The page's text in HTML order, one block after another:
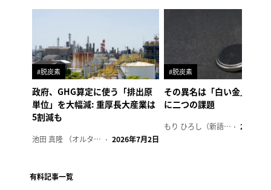
#脱炭素
政府、GHG算定に使う「排出原
単位」を大幅減: 重厚長大産業は
5割減も
池田 真隆 （オルタナ輪番編集長） 2026年7月2日
#脱炭素
その異名は「白い金」、リ
に二つの課題
もり ひろし（新語ウォッチャー） 2023年7
有料記事一覧